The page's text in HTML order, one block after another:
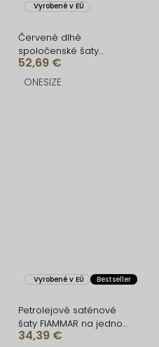
Vyrobené v EÚ
Červené dlhé
spoločenské šaty
KULOSA
52,69 €
ONESIZE
Vyrobené v EÚ Bestseller
Petrolejové saténové
šaty FIAMMAR na jedno
rameno
34,39 €